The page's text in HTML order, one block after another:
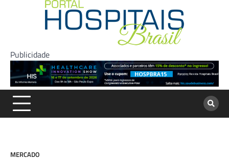
Publicidade
MERCADO